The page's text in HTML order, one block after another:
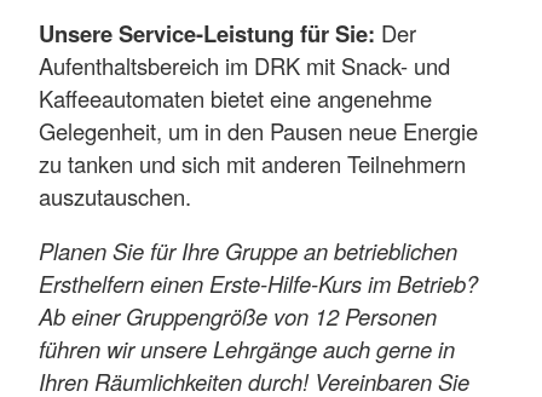
Unsere Service-Leistung für Sie: Der
Aufenthaltsbereich im DRK mit Snack- und
Kaffeeautomaten bietet eine angenehme
Gelegenheit, um in den Pausen neue Energie
zu tanken und sich mit anderen Teilnehmern
auszutauschen.
Planen Sie für Ihre Gruppe an betrieblichen
Ersthelfern einen Erste-Hilfe-Kurs im Betrieb?
Ab einer Gruppengröße von 12 Personen
führen wir unsere Lehrgänge auch gerne in
Ihren Räumlichkeiten durch! Vereinbaren Sie